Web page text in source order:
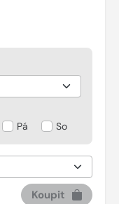
Pá So
Koupit